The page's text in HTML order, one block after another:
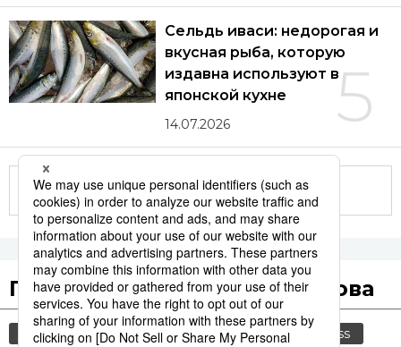
5
Сельдь иваси: недорогая и
вкусная рыба, которую
издавна используют в
японской кухне
14.07.2026
Другие статьи по теме
Популярные поисковые слова
общество культура история jiji press